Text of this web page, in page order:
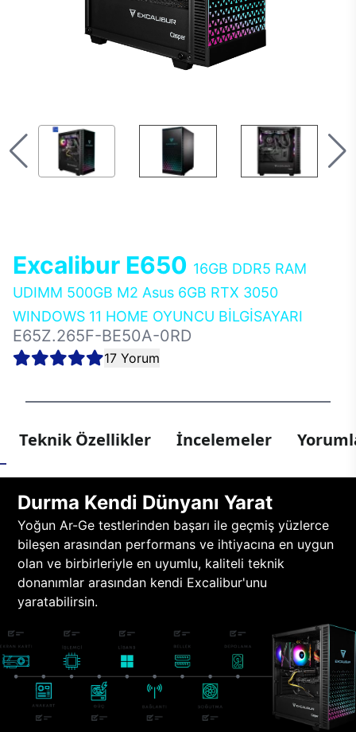
Excalibur E650 16GB DDR5 RAM
UDIMM 500GB M2 Asus 6GB RTX 3050
WINDOWS 11 HOME OYUNCU BİLGİSAYARI
E65Z.265F-BE50A-0RD
17 Yorum
Teknik Özellikler İncelemeler
Durma Kendi Dünyanı Yarat
Yoğun Ar-Ge testlerinden başarı ile geçmiş yüzlerce
bileşen arasından performans ve ihtiyacına en uygun
olan ve birbirleriyle en uyumlu, kaliteli teknik
donanımlar arasından kendi Excalibur'unu
yaratabilirsin.